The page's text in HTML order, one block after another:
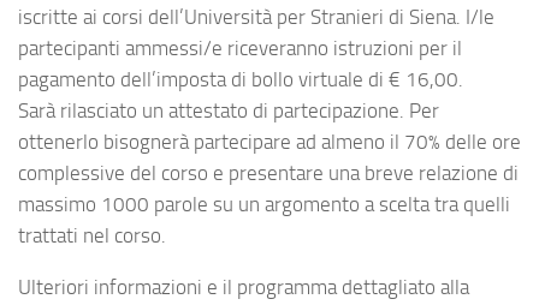
iscritte ai corsi dell’Università per Stranieri di Siena. I/le
partecipanti ammessi/e riceveranno istruzioni per il
pagamento dell’imposta di bollo virtuale di € 16,00.
Sarà rilasciato un attestato di partecipazione. Per
ottenerlo bisognerà partecipare ad almeno il 70% delle ore
complessive del corso e presentare una breve relazione di
massimo 1000 parole su un argomento a scelta tra quelli
trattati nel corso.
Ulteriori informazioni e il programma dettagliato alla